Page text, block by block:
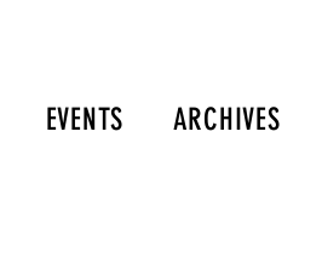
EVENTS ARCHIVES